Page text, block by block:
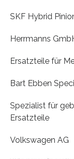
SKF Hybrid
Herrmanns
Ersatzteile für
Bart Ebben
Spezialist für
Ersatzteile
Volkswagen AG